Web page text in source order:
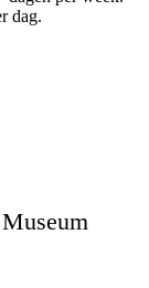
dag.